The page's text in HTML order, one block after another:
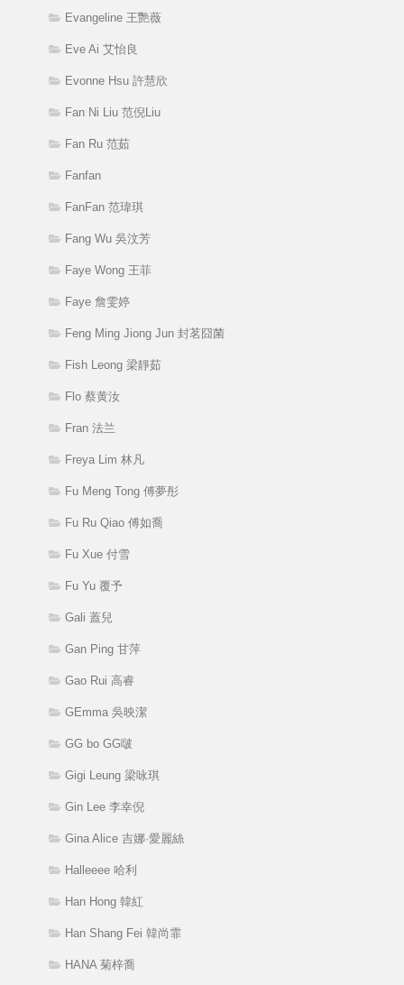
Evangeline 王艷薇
Eve Ai 艾怡良
Evonne Hsu 許慧欣
Fan Ni Liu 范倪Liu
Fan Ru 范茹
Fanfan
FanFan 范瑋琪
Fang Wu 吳汶芳
Faye Wong 王菲
Faye 詹雯婷
Feng Ming Jiong Jun 封茗囧菌
Fish Leong 梁靜茹
Flo 蔡黄汝
Fran 法兰
Freya Lim 林凡
Fu Meng Tong 傅夢彤
Fu Ru Qiao 傅如喬
Fu Xue 付雪
Fu Yu 覆予
Gali 蓋兒
Gan Ping 甘萍
Gao Rui 高睿
GEmma 吳映潔
GG bo GG啵
Gigi Leung 梁咏琪
Gin Lee 李幸倪
Gina Alice 吉娜·愛麗絲
Halleeee 哈利
Han Hong 韓紅
Han Shang Fei 韓尚霏
HANA 菊梓喬